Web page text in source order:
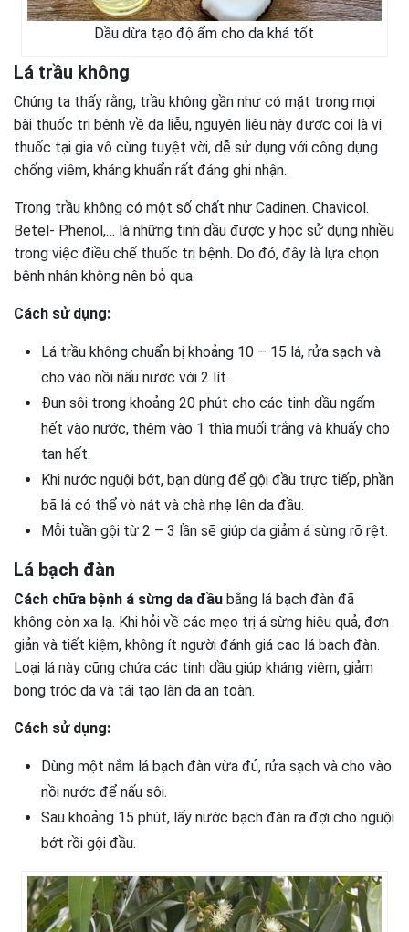
Dầu dừa tạo độ ẩm cho da khá tốt
Lá trầu không
Chúng ta thấy rằng, trầu không gần như có mặt trong mọi
bài thuốc trị bệnh về da liễu, nguyên liệu này được coi là vị
thuốc tại gia vô cùng tuyệt vời, dễ sử dụng với công dụng
chống viêm, kháng khuẩn rất đáng ghi nhận.
Trong trầu không có một số chất như Cadinen. Chavicol.
Betel- Phenol,… là những tinh dầu được y học sử dụng nhiều
trong việc điều chế thuốc trị bệnh. Do đó, đây là lựa chọn
bệnh nhân không nên bỏ qua.
Cách sử dụng:
Lá trầu không chuẩn bị khoảng 10 – 15 lá, rửa sạch và
cho vào nồi nấu nước với 2 lít.
Đun sôi trong khoảng 20 phút cho các tinh dầu ngấm
hết vào nước, thêm vào 1 thìa muối trắng và khuấy cho
tan hết.
Khi nước nguội bớt, bạn dùng để gội đầu trực tiếp, phần
bã lá có thể vò nát và chà nhẹ lên da đầu.
Mỗi tuần gội từ 2 – 3 lần sẽ giúp da giảm á sừng rõ rệt.
Lá bạch đàn
Cách chữa bệnh á sừng da đầu bằng lá bạch đàn đã
không còn xa lạ. Khi hỏi về các mẹo trị á sừng hiệu quả, đơn
giản và tiết kiệm, không ít người đánh giá cao lá bạch đàn.
Loại lá này cũng chứa các tinh dầu giúp kháng viêm, giảm
bong tróc da và tái tạo làn da an toàn.
Cách sử dụng:
Dùng một nắm lá bạch đàn vừa đủ, rửa sạch và cho vào
nồi nước để nấu sôi.
Sau khoảng 15 phút, lấy nước bạch đàn ra đợi cho nguội
bớt rồi gội đầu.